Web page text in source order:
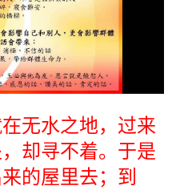
无水之地，过来
却寻不着。于是
的屋里去；到